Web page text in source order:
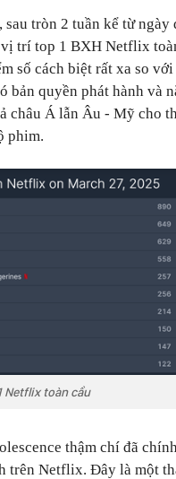
tròn 2 tuần kể từ ngày
trí top 1 BXH Netflix
số cách biệt rất xa so
bản quyền phát hành và
châu Á lẫn Âu - Mỹ cho
phim.
Netflix toàn cầu
thậm chí đã
trên Netflix. Đây là một